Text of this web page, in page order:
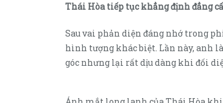
Thái Hòa tiếp tục khẳng định đẳng
Sau vai phản diện đáng nhớ trong
hình tượng khác biệt. Lần này, anh
góc nhưng lại rất dịu dàng khi đối